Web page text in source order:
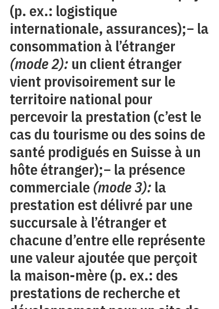
(p. ex.: logistique
internationale, assurances);− la
consommation à l’étranger
(mode 2): un client étranger
vient provisoirement sur le
territoire national pour
percevoir la prestation (c’est le
cas du tourisme ou des soins de
santé prodigués en Suisse à un
hôte étranger);− la présence
commerciale (mode 3): la
prestation est délivré par une
succursale à l’étranger et
chacune d’entre elle représente
une valeur ajoutée que perçoit
la maison-mère (p. ex.: des
prestations de recherche et